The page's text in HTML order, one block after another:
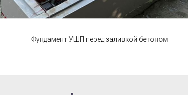
Фундамент УШП перед заливкой бетоном